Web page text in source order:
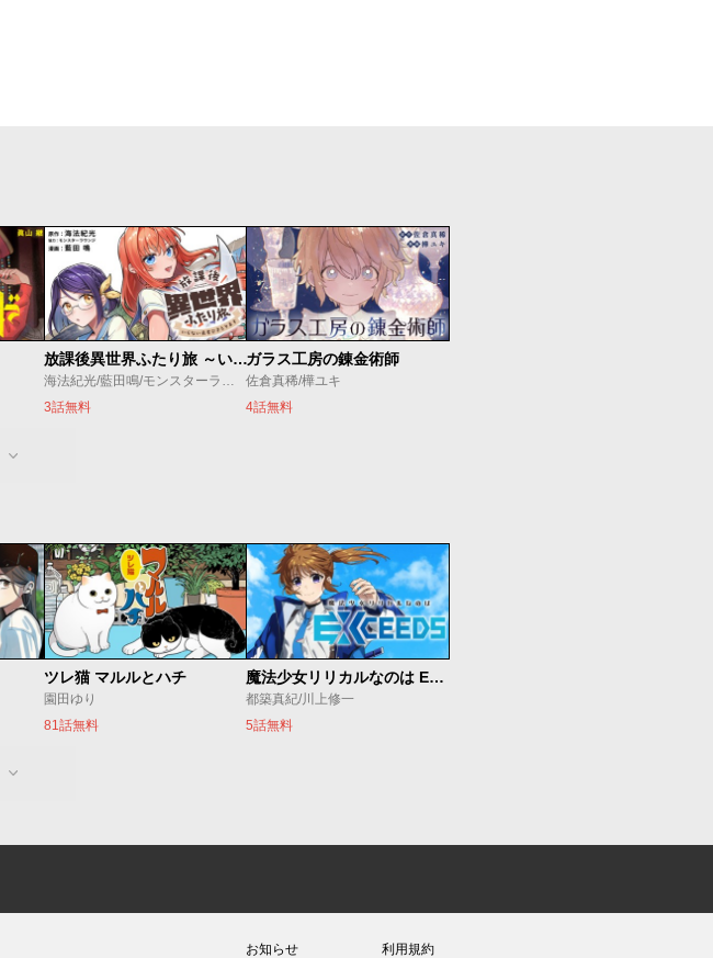
放課後異世界ふたり旅 ～いらない勇者ひきとります～
海法紀光/藍田鳴/モンスターラウンジ
3話無料
ガラス工房の錬金術師
佐倉真稀/樺ユキ
4話無料
ツレ猫 マルルとハチ
園田ゆり
81話無料
魔法少女リリカルなのは EXCEEDS
都築真紀/川上修一
5話無料
お知らせ 利用規約